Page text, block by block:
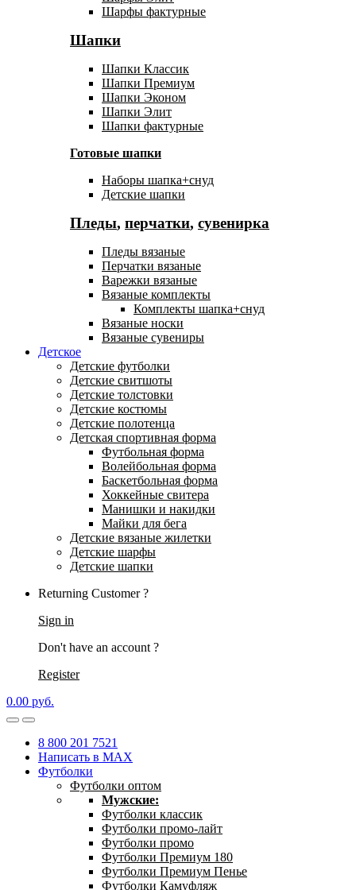
Шарфы фактурные
Шапки
Шапки Классик
Шапки Премиум
Шапки Эконом
Шапки Элит
Шапки фактурные
Готовые шапки
Наборы шапка+снуд
Детские шапки
Пледы, перчатки, сувенирка
Пледы вязаные
Перчатки вязаные
Варежки вязаные
Вязаные комплекты
Комплекты шапка+снуд
Вязаные носки
Вязаные сувениры
Детское
Детские футболки
Детские свитшоты
Детские толстовки
Детские костюмы
Детские полотенца
Детская спортивная форма
Футбольная форма
Волейбольная форма
Баскетбольная форма
Хоккейные свитера
Манишки и накидки
Майки для бега
Детские вязаные жилетки
Детские шарфы
Детские шапки
Returning Customer ?
Sign in
Don't have an account ?
Register
0.00 руб.
8 800 201 7521
Написать в MAX
Футболки
Футболки оптом
Мужские:
Футболки классик
Футболки промо-лайт
Футболки промо
Футболки Премиум 180
Футболки Премиум Пенье
Футболки Камуфляж